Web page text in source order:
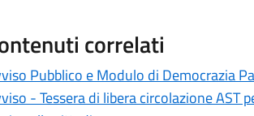
correlati
Pubblico e Modulo di Democrazia
- Tessera di libera circolazione AST